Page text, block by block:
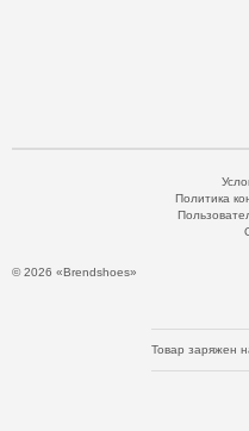
© 2026 «Brendshoes»
Политика
Товар заряжен